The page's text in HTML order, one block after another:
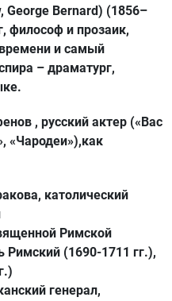
Bernard) (1856–
философ и прозаик,
и самый
– драматург,
, русский актер («Вас
«Чародеи»),как
католический
Римской
Римский (1690-1711 гг.),
генерал,